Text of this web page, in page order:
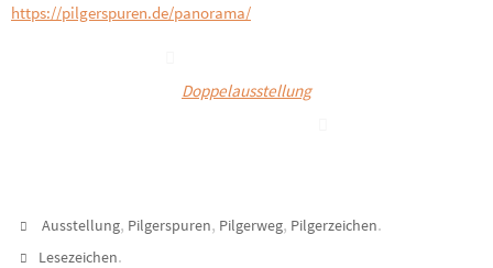
https://pilgerspuren.de/panorama/
Doppelausstellung
Ausstellung, Pilgerspuren, Pilgerweg, Pilgerzeichen.
Lesezeichen.